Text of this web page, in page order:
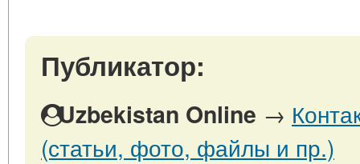
Публикатор:
Uzbekistan Online →
(статьи, фото, файлы и пр.)